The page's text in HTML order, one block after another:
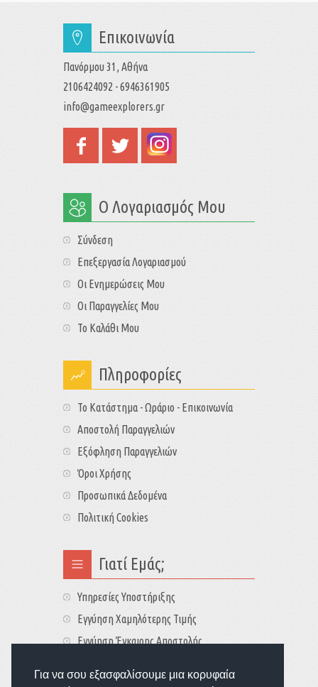
Για να σου εξασφαλίσουμε μια κορυφαία
Επικοινωνία
Πανόρμου 31, Αθήνα
2106424092 - 6946361905
info@gameexplorers.gr
Ο Λογαριασμός Μου
Σύνδεση
Επεξεργασία Λογαριασμού
Οι Ενημερώσεις Μου
Οι Παραγγελίες Μου
Το Καλάθι Μου
Πληροφορίες
Το Κατάστημα - Ωράριο - Επικοινωνία
Αποστολή Παραγγελιών
Εξόφληση Παραγγελιών
Όροι Χρήσης
Προσωπικά Δεδομένα
Πολιτική Cookies
Γιατί Εμάς;
Υπηρεσίες Υποστήριξης
Εγγύηση Χαμηλότερης Τιμής
Εγγύηση Έγκαιρης Αποστολής